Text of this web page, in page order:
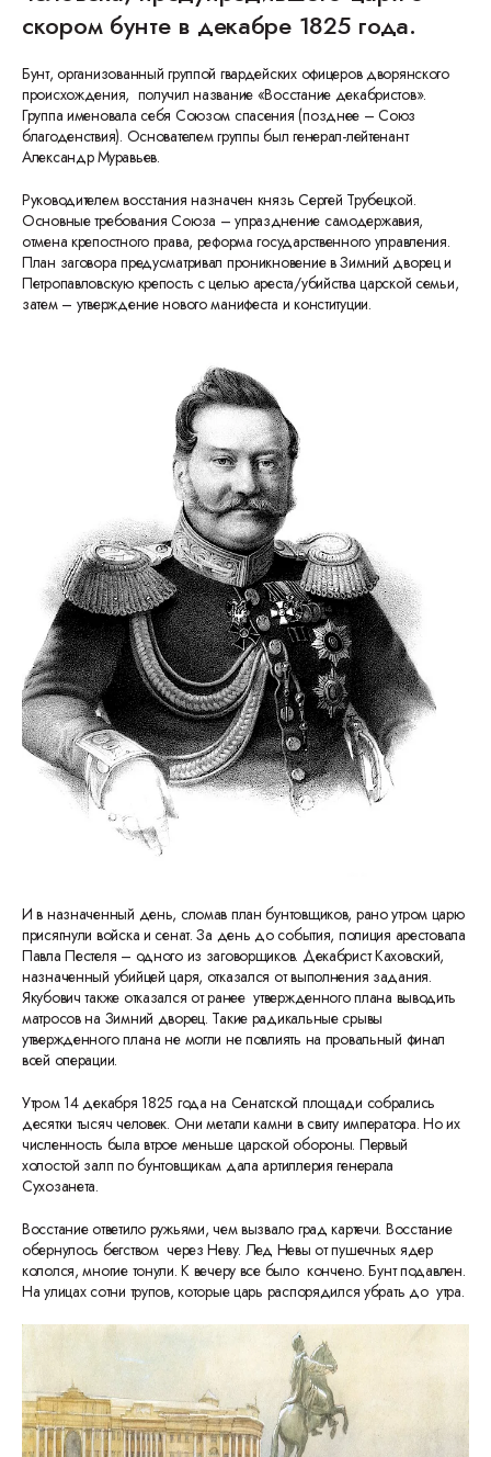
скором бунте в декабре 1825 года.
Бунт, организованный группой гвардейских офицеров дворянского
происхождения, получил название «Восстание декабристов».
Группа именовала себя Союзом спасения (позднее – Союз
благоденствия). Основателем группы был генерал-лейтенант
Александр Муравьев.
Руководителем восстания назначен князь Сергей Трубецкой.
Основные требования Союза – упразднение самодержавия,
отмена крепостного права, реформа государственного управления.
План заговора предусматривал проникновение в Зимний дворец и
Петропавловскую крепость с целью ареста/убийства царской семьи,
затем – утверждение нового манифеста и конституции.
И в назначенный день, сломав план бунтовщиков, рано утром царю
присягнули войска и сенат. За день до события, полиция арестовала
Павла Пестеля – одного из заговорщиков. Декабрист Каховский,
назначенный убийцей царя, отказался от выполнения задания.
Якубович также отказался от ранее утвержденного плана выводить
матросов на Зимний дворец. Такие радикальные срывы
утвержденного плана не могли не повлиять на провальный финал
всей операции.
Утром 14 декабря 1825 года на Сенатской площади собрались
десятки тысяч человек. Они метали камни в свиту императора. Но их
численность была втрое меньше царской обороны. Первый
холостой залп по бунтовщикам дала артиллерия генерала
Сухозанета.
Восстание ответило ружьями, чем вызвало град картечи. Восстание
обернулось бегством через Неву. Лед Невы от пушечных ядер
кололся, многие тонули. К вечеру все было кончено. Бунт подавлен.
На улицах сотни трупов, которые царь распорядился убрать до утра.